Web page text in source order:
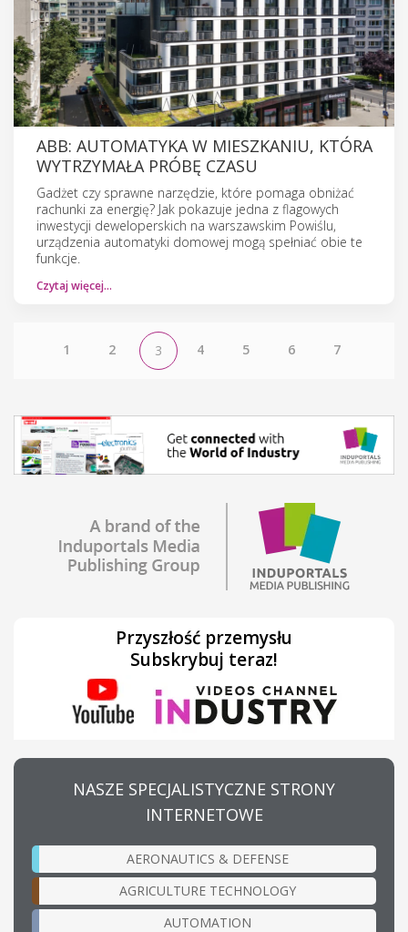
ABB: AUTOMATYKA W MIESZKANIU, KTÓRA
WYTRZYMAŁA PRÓBĘ CZASU
Gadżet czy sprawne narzędzie, które pomaga obniżać
rachunki za energię? Jak pokazuje jedna z flagowych
inwestycji deweloperskich na warszawskim Powiślu,
urządzenia automatyki domowej mogą spełniać obie te
funkcje.
Czytaj więcej…
1 2 3 4 5 6 7
Przyszłość przemysłu
Subskrybuj teraz!
NASZE SPECJALISTYCZNE STRONY
INTERNETOWE
AERONAUTICS & DEFENSE
AGRICULTURE TECHNOLOGY
AUTOMATION